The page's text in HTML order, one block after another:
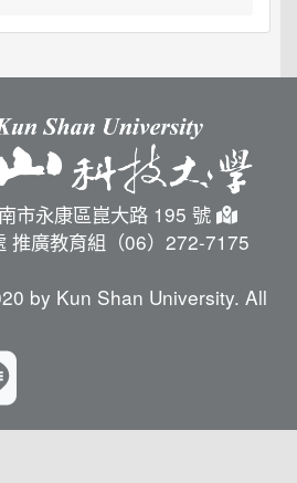
市永康區崑大路 195 號
推廣教育組（06）272-7175
by Kun Shan University. All